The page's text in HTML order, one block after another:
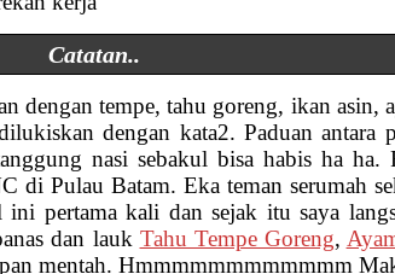
Catatan..
dengan tempe, tahu goreng, ikan asin,
dengan kata2. Paduan antara
nasi sebakul bisa habis ha ha.
di Pulau Batam. Eka teman serumah
pertama kali dan sejak itu saya
dan lauk Tahu Tempe Goreng,
mentah. Hmmmmmmmmmmmm